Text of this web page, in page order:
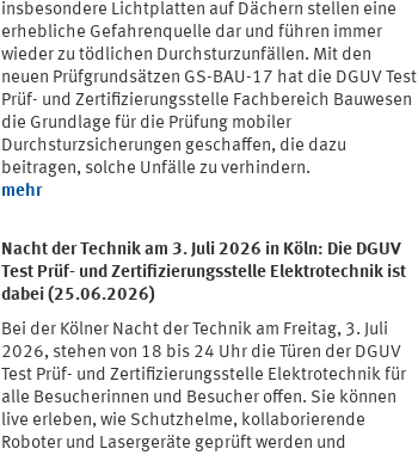
insbesondere Lichtplatten auf Dächern stellen eine
erhebliche Gefahrenquelle dar und führen immer
wieder zu tödlichen Durchsturzunfällen. Mit den
neuen Prüfgrundsätzen GS-BAU-17 hat die DGUV Test
Prüf- und Zertifizierungsstelle Fachbereich Bauwesen
die Grundlage für die Prüfung mobiler
Durchsturzsicherungen geschaffen, die dazu
beitragen, solche Unfälle zu verhindern.
mehr
Nacht der Technik am 3. Juli 2026 in Köln: Die DGUV
Test Prüf- und Zertifizierungsstelle Elektrotechnik ist
dabei (25.06.2026)
Bei der Kölner Nacht der Technik am Freitag, 3. Juli
2026, stehen von 18 bis 24 Uhr die Türen der DGUV
Test Prüf- und Zertifizierungsstelle Elektrotechnik für
alle Besucherinnen und Besucher offen. Sie können
live erleben, wie Schutzhelme, kollaborierende
Roboter und Lasergeräte geprüft werden und